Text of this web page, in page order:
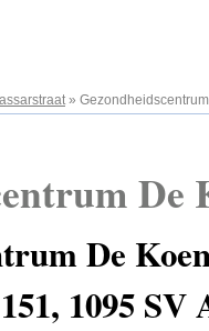
»
De
De
1095 SV